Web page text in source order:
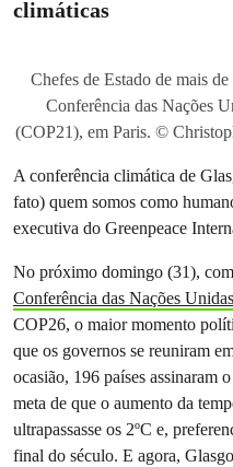
climáticas
Chefes de Estado de mais
Conferência das Nações
(COP21), em Paris. ©
A conferência climática de
fato) quem somos como
executiva do Greenpeace
No próximo domingo (31),
Conferência das Nações
COP26, o maior momento
que os governos se reuniram
ocasião, 196 países assinaram
meta de que o aumento da
ultrapassasse os 2ºC e,
final do século. E agora,